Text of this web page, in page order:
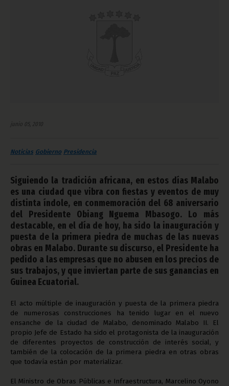
junio 05, 2010
Noticias Gobierno Presidencia
Siguiendo la tradición africana, en estos días Malabo
es una ciudad que vibra con fiestas y eventos de muy
distinta índole, en conmemoración del 68 aniversario
del Presidente Obiang Nguema Mbasogo. Lo más
destacable, en el día de hoy, ha sido la inauguración y
puesta de la primera piedra de muchas de las nuevas
obras en Malabo. Durante su discurso, el Presidente ha
pedido a las empresas que no abusen en los precios de
sus trabajos, y que inviertan parte de sus ganancias en
Guinea Ecuatorial.
El acto múltiple de inauguración y puesta de la primera piedra
de numerosas construcciones ha tenido lugar en el nuevo
ensanche de la ciudad de Malabo, denominado Malabo II. El
propio Jefe de Estado ha sido el protagonista de la inauguración
de diferentes proyectos de construcción de interés social, y
también de la colocación de la primera piedra en otras obras
que todavía están por materializar.
El Ministro de Obras Públicas e Infraestructura, Marcelino Oyono